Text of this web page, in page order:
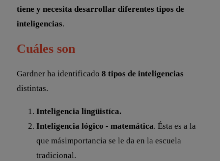
tiene y necesita desarrollar diferentes tipos de
inteligencias.
Cuáles son
Gardner ha identificado8 tipos de inteligencias
distintas.
Inteligencia lingüistíca.
Inteligencia lógico - matemática. Ésta es a la
que másimportancia se le da en la escuela
tradicional.